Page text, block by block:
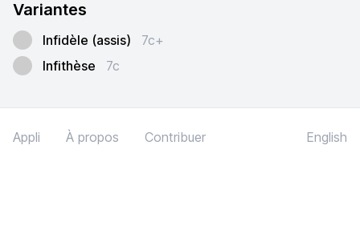
Variantes
Infidèle (assis)
7c+
Infithèse
7c
Appli À propos Contribuer English